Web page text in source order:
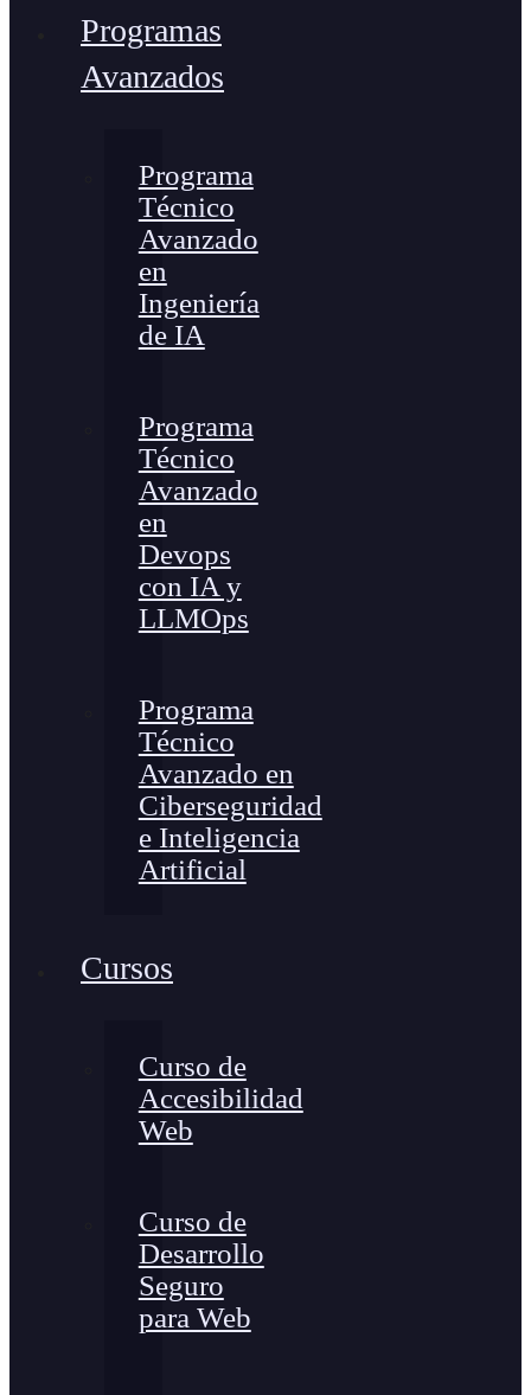
Programas
Avanzados
Programa
Técnico
Avanzado
en
Ingeniería
de IA
Programa
Técnico
Avanzado
en
Devops
con IA y
LLMOps
Programa
Técnico
Avanzado en
Ciberseguridad
e Inteligencia
Artificial
Cursos
Curso de
Accesibilidad
Web
Curso de
Desarrollo
Seguro
para Web